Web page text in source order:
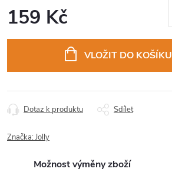
159 Kč
VLOŽIT DO KOŠÍKU
Dotaz k produktu Sdílet
Značka:Jolly
Možnost výměny zboží